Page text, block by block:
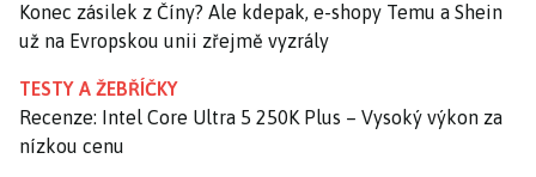
Konec zásilek z Číny? Ale kdepak, e-shopy Temu a Shein
už na Evropskou unii zřejmě vyzrály
TESTY A ŽEBŘÍČKY
Recenze: Intel Core Ultra 5 250K Plus – Vysoký výkon za
nízkou cenu